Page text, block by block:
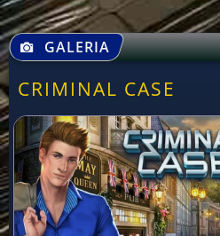
GALERIA
CRIMINAL CASE